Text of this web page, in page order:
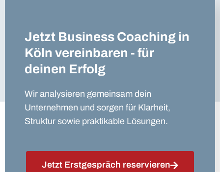
Jetzt Business Coaching in
Köln vereinbaren - für
deinen Erfolg
Wir analysieren gemeinsam dein
Unternehmen und sorgen für Klarheit,
Struktur sowie praktikable Lösungen.
Jetzt Erstgespräch reservieren